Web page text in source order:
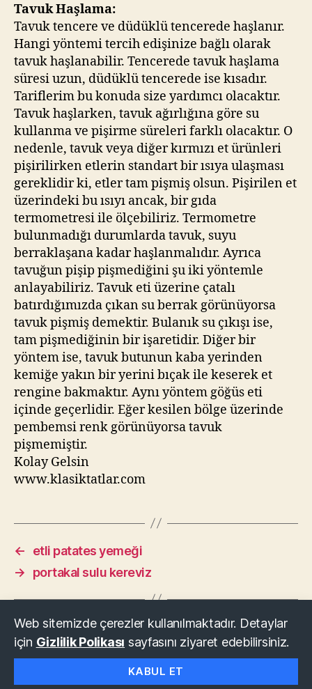
Tavuk Haşlama:
Tavuk tencere ve düdüklü tencerede haşlanır.
Hangi yöntemi tercih edişinize bağlı olarak
tavuk haşlanabilir. Tencerede tavuk haşlama
süresi uzun, düdüklü tencerede ise kısadır.
Tariflerim bu konuda size yardımcı olacaktır.
Tavuk haşlarken, tavuk ağırlığına göre su
kullanma ve pişirme süreleri farklı olacaktır. O
nedenle, tavuk veya diğer kırmızı et ürünleri
pişirilirken etlerin standart bir ısıya ulaşması
gereklidir ki, etler tam pişmiş olsun. Pişirilen et
üzerindeki bu ısıyı ancak, bir gıda
termometresi ile ölçebiliriz. Termometre
bulunmadığı durumlarda tavuk, suyu
berraklaşana kadar haşlanmalıdır. Ayrıca
tavuğun pişip pişmediğini şu iki yöntemle
anlayabiliriz. Tavuk eti üzerine çatalı
batırdığımızda çıkan su berrak görünüyorsa
tavuk pişmiş demektir. Bulanık su çıkışı ise,
tam pişmediğinin bir işaretidir. Diğer bir
yöntem ise, tavuk butunun kaba yerinden
kemiğe yakın bir yerini bıçak ile keserek et
rengine bakmaktır. Aynı yöntem göğüs eti
içinde geçerlidir. Eğer kesilen bölge üzerinde
pembemsi renk görünüyorsa tavuk
pişmemiştir.
Kolay Gelsin
www.klasiktatlar.com
←
etli patates yemeği
→
portakal sulu kereviz
KLASİK TATLAR
Web sitemizde çerezler kullanılmaktadır. Detaylar
için Gizlilik Polikası sayfasını ziyaret edebilirsiniz.
KABUL ET